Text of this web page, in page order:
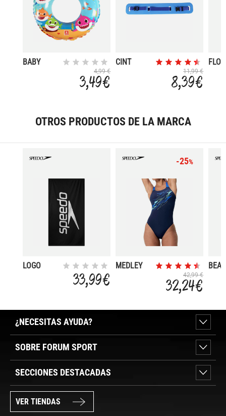
BABY
4,99 €
3,49 €
CINT
11,99 €
8,39 €
OTROS PRODUCTOS DE LA MARCA
LOGO
33,99 €
-25%
MEDLEY
42,99 €
32,24 €
¿NECESITAS AYUDA?
SOBRE FORUM SPORT
SECCIONES DESTACADAS
VER TIENDAS